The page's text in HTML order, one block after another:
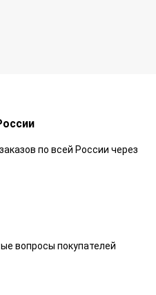
по всей России через
вопросы покупателей